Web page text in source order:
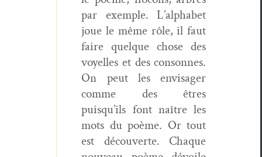
par exem­ple. L’alphabet
joue le même rôle, il faut
faire quelque chose des
voyelles et des con­sonnes.
On peut les envis­ager
comme des êtres
puisqu’ils font naître les
mots du poème. Or tout
est décou­verte. Chaque